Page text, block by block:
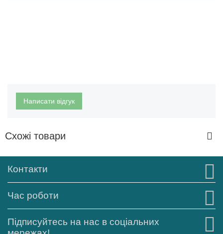
Написати відгук
Схожі товари
Контакти
Час роботи
Підписуйтесь на нас в соціальних